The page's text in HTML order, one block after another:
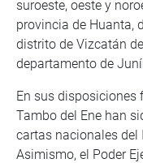
suroeste, oeste y
provincia de Huanta,
distrito de Vizcatán
departamento de
En sus disposiciones
Tambo del Ene han
cartas nacionales
Asimismo, el Poder